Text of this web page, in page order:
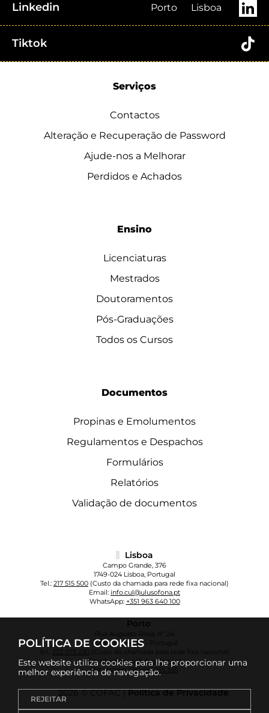
POLÍTICA DE COOKIES
Este website utiliza cookies para lhe proporcionar uma
melhor experiência de navegação.
REJEITAR
Linkedin Porto Lisboa
Tiktok
Serviços
Contactos
Alteração e Recuperação de Password
Ajude-nos a Melhorar
Perdidos e Achados
Ensino
Licenciaturas
Mestrados
Doutoramentos
Pós-Graduações
Todos os Cursos
Documentos
Propinas e Emolumentos
Regulamentos e Despachos
Formulários
Relatórios
Validação de documentos
Lisboa
Campo Grande, 376
1749-024 Lisboa, Portugal
Tel.: 217 515 500 (Custo da chamada para rede fixa nacional)
Email: info.cul@ulusofona.pt
WhatsApp: +351 963 640 100
Porto
Rua Augusto Rosa, nº 24
4000-098 Porto - Portugal
222 073 230
(Custo da chamada para rede fixa nacional)
Email:info.cup@ulusofona.pt
WhatsApp:+351 961 135 355
2026 © COFAC |Política de Privacidade